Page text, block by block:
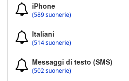
iPhone
(589 suonerie)
Italiani
(514 suonerie)
Messaggi di testo (SMS)
(502 suonerie)